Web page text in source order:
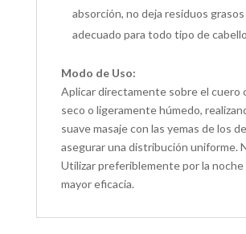
absorción, no deja residuos grasos
adecuado para todo tipo de
Modo de Uso:
Aplicar directamente sobre el cuero
seco o ligeramente húmedo,
suave masaje con las yemas de los
asegurar una distribución uniforme.
Utilizar preferiblemente por la noche
mayor eficacia.